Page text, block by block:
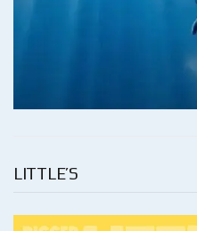
LITTLE’S